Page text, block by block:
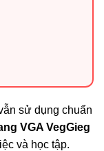
sử dụng chuẩn
VGA VegGieg
và học tập.